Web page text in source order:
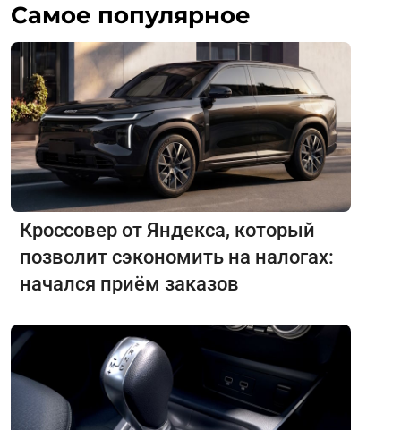
Самое популярное
Кроссовер от Яндекса, который
позволит сэкономить на налогах:
начался приём заказов